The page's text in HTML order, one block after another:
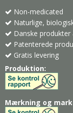
Non-medicated
Naturlige,
Danske
Patenterede
Gratis levering
Produktion:
Mærkning og